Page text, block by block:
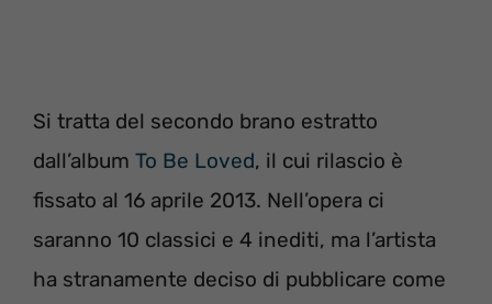
Si tratta del secondo brano estratto
dall’album To Be Loved, il cui rilascio è
fissato al 16 aprile 2013. Nell’opera ci
saranno 10 classici e 4 inediti, ma l’artista
ha stranamente deciso di pubblicare come